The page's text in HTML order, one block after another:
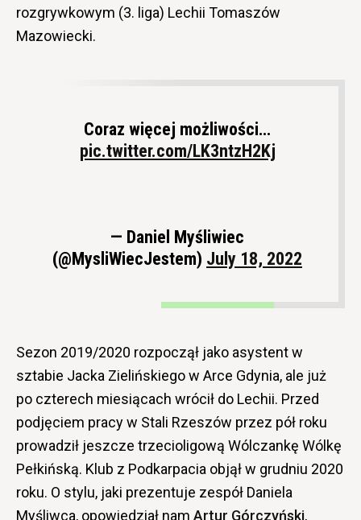
rozgrywkowym (3. liga) Lechii Tomaszów
Mazowiecki.
Coraz więcej możliwości…
pic.twitter.com/LK3ntzH2Kj
— Daniel Myśliwiec
(@MysliWiecJestem) July 18, 2022
Sezon 2019/2020 rozpoczął jako asystent w
sztabie Jacka Zielińskiego w Arce Gdynia, ale już
po czterech miesiącach wrócił do Lechii. Przed
podjęciem pracy w Stali Rzeszów przez pół roku
prowadził jeszcze trzecioligową Wólczankę Wólkę
Pełkińską. Klub z Podkarpacia objął w grudniu 2020
roku. O stylu, jaki prezentuje zespół Daniela
Myśliwca, opowiedział nam Artur Górczyński,